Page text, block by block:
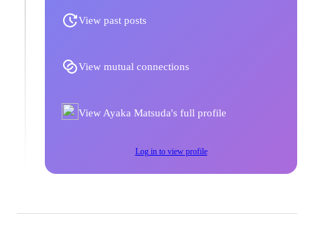
View past posts
View mutual connections
View Ayaka Matsuda's full profile
Log in to view profile